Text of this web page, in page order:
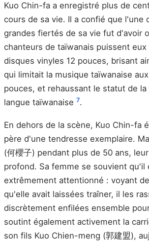
Kuo Chin-fa a enregistré plus de
cours de sa vie. Il a confié que l'une
grandes fiertés de sa vie fut d'avoir
chanteurs de taïwanais puissent
disques vinyles 12 pouces, brisant
qui limitait la musique taïwanaise
pouces, et rehaussant le statut de la
langue taïwanaise 7.
En dehors de la scène, Kuo Chin-fa
père d'une tendresse exemplaire.
(何櫻子) pendant plus de 50 ans,
profond. Sa femme se souvient qu'il
extrêmement attentionné : voyant
qu'elle avait laissées traîner, il les
discrètement enfilées ensemble
soutint également activement la
son fils Kuo Chien-meng (郭建盟),